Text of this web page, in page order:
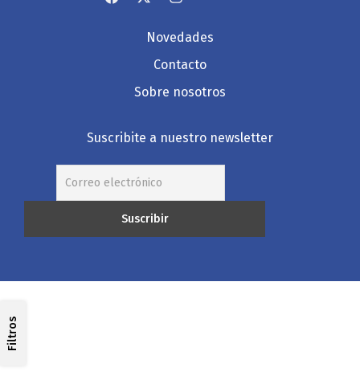
Filtros
Novedades
Contacto
Sobre nosotros
Suscribite a nuestro newsletter